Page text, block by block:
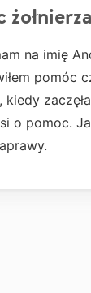
na imię
pomóc
kiedy
o pomoc.